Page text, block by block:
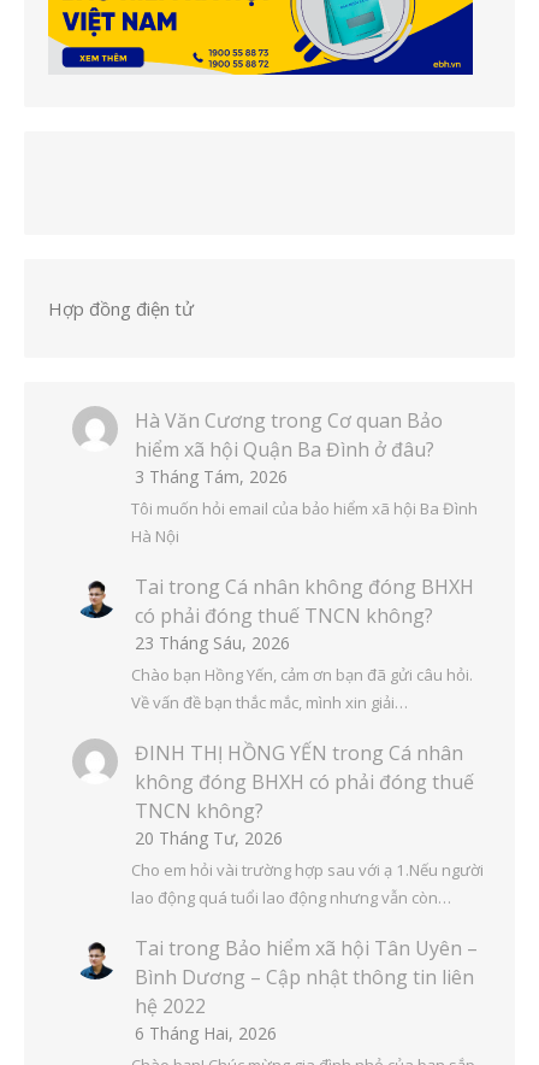
Hợp đồng điện tử
Hà Văn Cương trong Cơ quan Bảo
hiểm xã hội Quận Ba Đình ở đâu?
3 Tháng Tám, 2026
Tôi muốn hỏi email của bảo hiểm xã hội Ba Đình
Hà Nội
Tai trong Cá nhân không đóng BHXH
có phải đóng thuế TNCN không?
23 Tháng Sáu, 2026
Chào bạn Hồng Yến, cảm ơn bạn đã gửi câu hỏi.
Về vấn đề bạn thắc mắc, mình xin giải…
ĐINH THỊ HỒNG YẾN trong Cá nhân
không đóng BHXH có phải đóng thuế
TNCN không?
20 Tháng Tư, 2026
Cho em hỏi vài trường hợp sau với ạ 1.Nếu người
lao động quá tuổi lao động nhưng vẫn còn…
Tai trong Bảo hiểm xã hội Tân Uyên –
Bình Dương – Cập nhật thông tin liên
hệ 2022
6 Tháng Hai, 2026